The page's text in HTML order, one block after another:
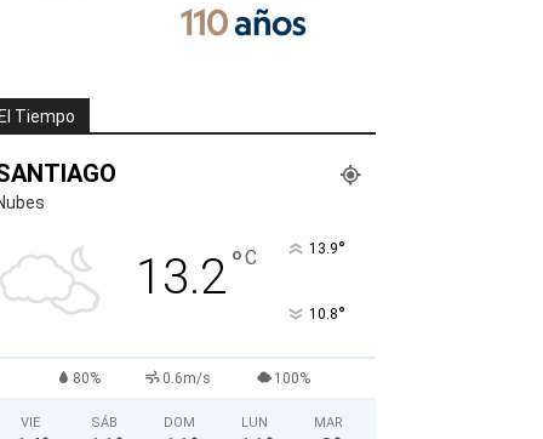
El Tiempo
13.2°C 13.9°
10.8°
80% 0.6m/s 100%
VIE SÁB DOM LUN MAR